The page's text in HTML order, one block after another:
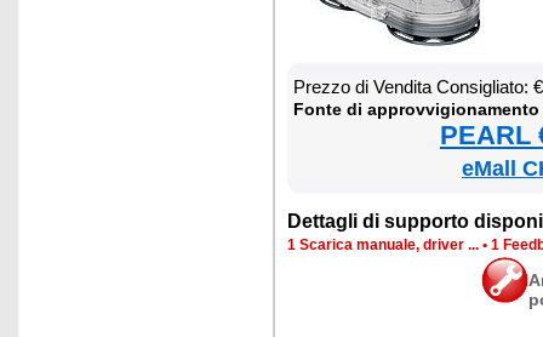
Prez­zo di Ven­di­ta Con­si­glia­to:
Fon­te di
PEARL
eMall
Det­ta­gli di sup­por­to
1 Sca­ri­ca ma­nua­le, dri­ver ... • 1